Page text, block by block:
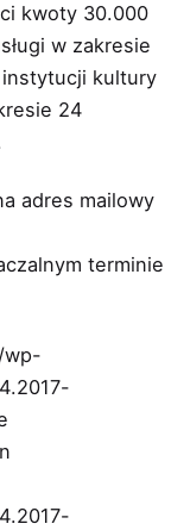
kwoty 30.000
w zakresie
kultury
24
adres mailowy
terminie
wp-